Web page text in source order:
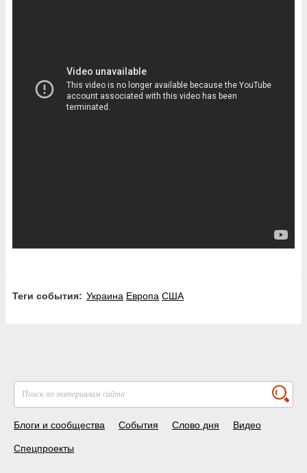
Теги события: Украина Европа США
Блоги и сообщества События Слово дня Видео
Спецпроекты